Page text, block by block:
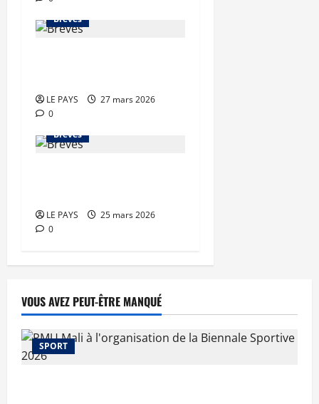
Brèves
LE PAYS
27 mars 2026
0
Brèves
LE PAYS
25 mars 2026
0
VOUS AVEZ PEUT-ÊTRE MANQUÉ
SPORT